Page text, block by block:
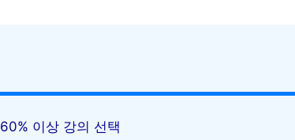
이상 강의 선택